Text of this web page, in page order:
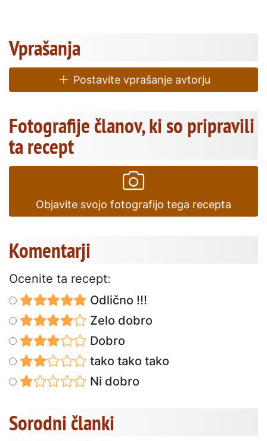
Vprašanja
Postavite vprašanje avtorju
Fotografije članov, ki so pripravili
ta recept
Objavite svojo fotografijo tega recepta
Komentarji
Ocenite ta recept:
Odlično !!!
Zelo dobro
Dobro
tako tako tako
Ni dobro
Sorodni članki